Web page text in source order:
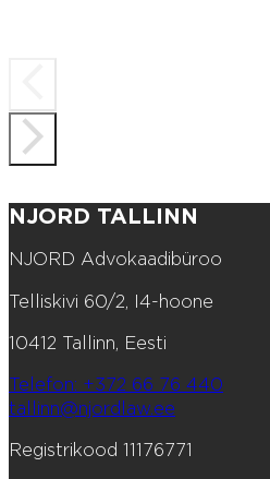
NJORD TALLINN
NJORD Advokaadibüroo
Telliskivi 60/2, I4-hoone
10412 Tallinn, Eesti
Telefon: +372 66 76 440
tallinn@njordlaw.ee
Registrikood 11176771